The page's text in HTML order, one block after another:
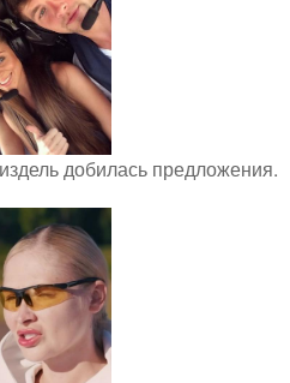
добилась предложения.